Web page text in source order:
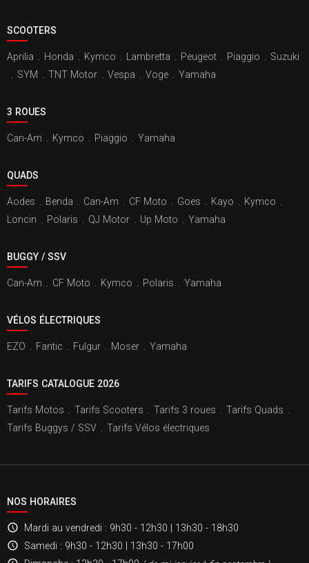
SCOOTERS
Aprilia Honda Kymco Lambretta Peugeot Piaggio
Suzuki
SYM TNT Motor Vespa Voge Yamaha
3 ROUES
Can-Am Kymco Piaggio Yamaha
QUADS
Aodes Benda Can-Am CF Moto Goes Kayo Kymco
Loncin
Polaris QJ Motor Up Moto Yamaha
BUGGY / SSV
Can-Am CF Moto Kymco Polaris Yamaha
VÉLOS ÉLECTRIQUES
EZO Fantic Fulgur Moser Yamaha
TARIFS CATALOGUE 2026
Tarifs Motos Tarifs Scooters Tarifs 3 roues Tarifs Quads
Tarifs Buggys / SSV
Tarifs Vélos électriques
NOS HORAIRES
Mardi au vendredi : 9h30 - 12h30 | 13h30 - 18h30
Samedi : 9h30 - 12h30 | 13h30 - 17h00